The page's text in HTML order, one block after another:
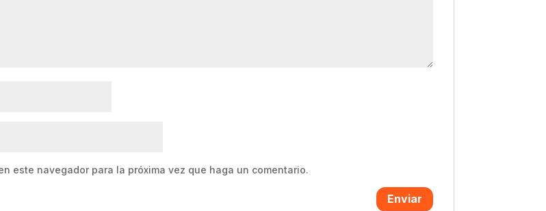
este navegador para la próxima vez que haga un comentario.